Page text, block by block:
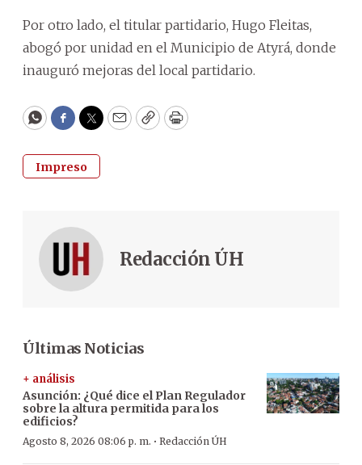
Por otro lado, el titular partidario, Hugo Fleitas,
abogó por unidad en el Municipio de Atyrá, donde
inauguró mejoras del local partidario.
WhatsApp
Facebook
Twitter
EmailCopyPrint
Impreso
Redacción ÚH
Últimas Noticias
+ análisis
Asunción: ¿Qué dice el Plan Regulador
sobre la altura permitida para los
edificios?
Agosto 8, 2026 08:06 p. m. · Redacción ÚH